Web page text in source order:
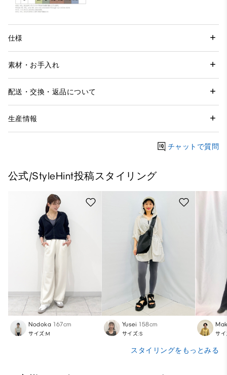
仕様
素材・お手入れ
配送・交換・返品について
生産情報
チャットで質問
公式/StyleHint投稿スタイリング
Nodoka 167cm
サイズ:M
Yusei 158cm
サイズ:S サ
スタイリングをもっとみる